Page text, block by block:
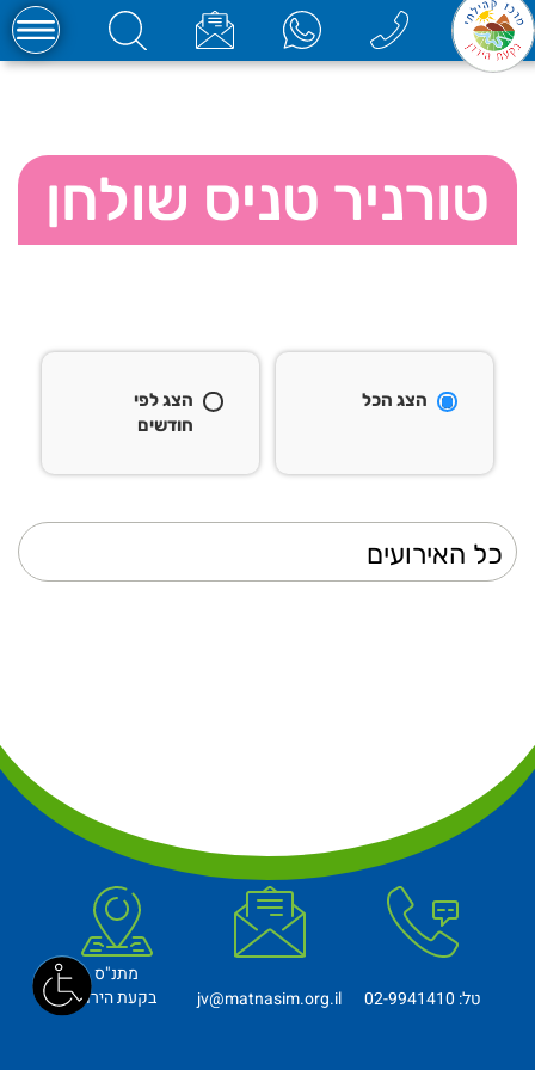
טורניר טניס שולחן
הצג הכל
הצג לפי
חודשים
טל: 02-9941410 jv@matnasim.org.il
מתנ"ס
בקעת הירדן